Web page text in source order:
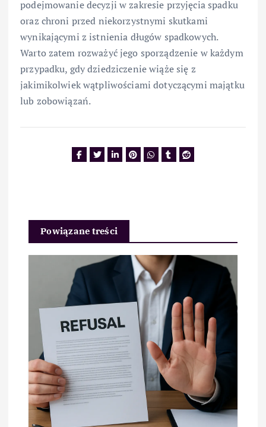
podejmowanie decyzji w zakresie przyjęcia spadku
oraz chroni przed niekorzystnymi skutkami
wynikającymi z istnienia długów spadkowych.
Warto zatem rozważyć jego sporządzenie w każdym
przypadku, gdy dziedziczenie wiąże się z
jakimikolwiek wątpliwościami dotyczącymi majątku
lub zobowiązań.
Powiązane treści